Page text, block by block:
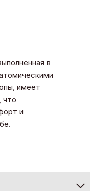
в
имеет
что
и